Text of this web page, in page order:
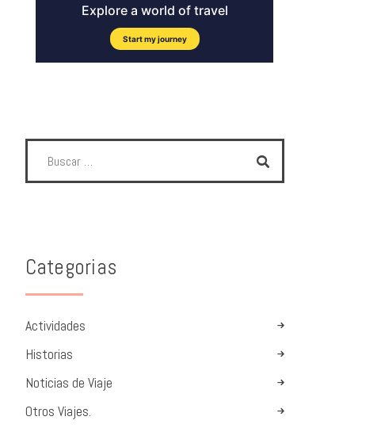
Categorias
Actividades
Historias
Noticias de Viaje
Otros Viajes.